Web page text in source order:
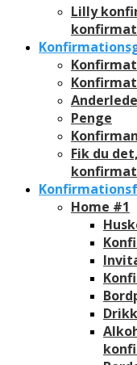
Lilly
Penge
Fik du
Home #1